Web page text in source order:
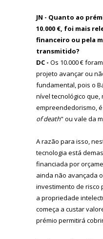
JN - Quanto ao
10.000 €, foi mais
financeiro ou pela
transmitido?
DC - Os 10.000 €
projeto avançar ou
fundamental, pois o
nível tecnológico que,
empreendedorismo,
of death" ou vale da
A razão para isso,
tecnologia está
financiada por
ainda não avançada
investimento de risco
a propriedade
começa a custar
prémio permitirá